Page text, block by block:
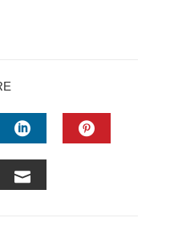
LINKEDIN